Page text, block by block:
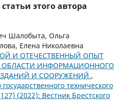
этого автора
Шалобыта, Ольга
Елена Николаевна
И ОТЕЧЕСТВЕННЫЙ ОПЫТ
ИНФОРМАЦИОННОГО
И СООРУЖЕНИЙ ,
технического
(2022): Вестник Брестского